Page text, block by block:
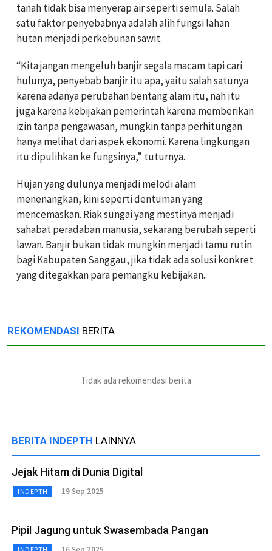
tanah tidak bisa menyerap air seperti semula. Salah
satu faktor penyebabnya adalah alih fungsi lahan
hutan menjadi perkebunan sawit.
“Kita jangan mengeluh banjir segala macam tapi cari
hulunya, penyebab banjir itu apa, yaitu salah satunya
karena adanya perubahan bentang alam itu, nah itu
juga karena kebijakan pemerintah karena memberikan
izin tanpa pengawasan, mungkin tanpa perhitungan
hanya melihat dari aspek ekonomi. Karena lingkungan
itu dipulihkan ke fungsinya,” tuturnya.
Hujan yang dulunya menjadi melodi alam
menenangkan, kini seperti dentuman yang
mencemaskan. Riak sungai yang mestinya menjadi
sahabat peradaban manusia, sekarang berubah seperti
lawan. Banjir bukan tidak mungkin menjadi tamu rutin
bagi Kabupaten Sanggau, jika tidak ada solusi konkret
yang ditegakkan para pemangku kebijakan.
REKOMENDASI BERITA
Tidak ada rekomendasi berita
BERITA INDEPTH LAINNYA
Jejak Hitam di Dunia Digital
INDEPTH 19 Sep 2025
Pipil Jagung untuk Swasembada Pangan
INDEPTH